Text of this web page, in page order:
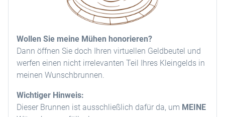
Wollen Sie meine Mühen honorieren?
Dann öffnen Sie doch Ihren virtuellen Geldbeutel und
werfen einen nicht irrelevanten Teil Ihres Kleingelds in
meinen Wunschbrunnen.
Wichtiger Hinweis:
Dieser Brunnen ist ausschließlich dafür da, um MEINE